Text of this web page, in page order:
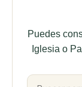
Puedes
Iglesia o